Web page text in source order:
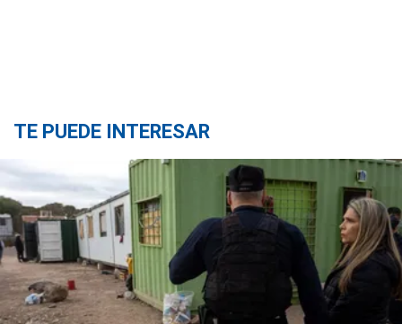
TE PUEDE INTERESAR